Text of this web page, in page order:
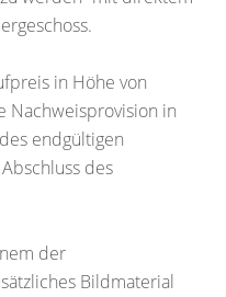
in Höhe von
Nachweisprovision in
endgültigen
des
der
Bildmaterial